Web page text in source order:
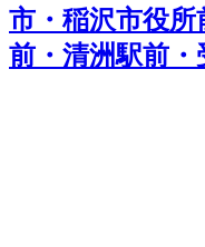
市・稲沢市役
前・清洲駅前